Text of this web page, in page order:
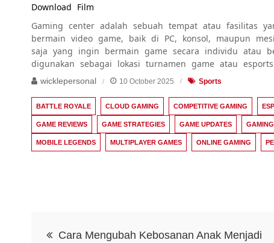
Download Film
Gaming center adalah sebuah tempat atau fasilitas
bermain video game, baik di PC, konsol, maupun
saja yang ingin bermain game secara individu atau
digunakan sebagai lokasi turnamen game atau
wicklepersonal 10 October 2025 Sports
BATTLE ROYALE CLOUD GAMING COMPETITIVE GAMING
GAME REVIEWS GAME STRATEGIES GAME UPDATES
MOBILE LEGENDS MULTIPLAYER GAMES ONLINE GAMING
Post
Cara Mengubah Kebosanan Anak Menjadi